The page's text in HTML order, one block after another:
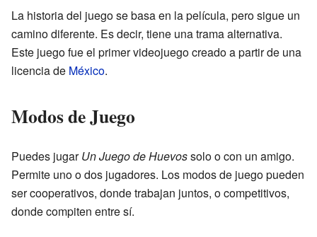
La historia del juego se basa en la película, pero sigue un
camino diferente. Es decir, tiene una trama alternativa.
Este juego fue el primer videojuego creado a partir de una
licencia de México.
Modos de Juego
Puedes jugarUn Juego de Huevossolo o con un amigo.
Permite uno o dos jugadores. Los modos de juego pueden
ser cooperativos, donde trabajan juntos, o competitivos,
donde compiten entre sí.